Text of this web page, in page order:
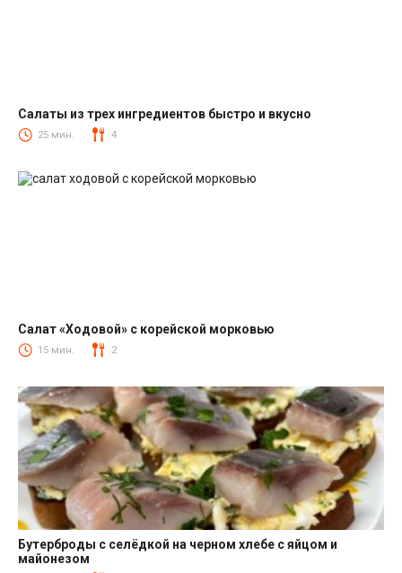
Салаты
Салаты из трех ингредиентов быстро и вкусно
25 мин. 4
Салаты с корейской морковкой
Салат «Ходовой» с корейской морковью
15 мин. 2
Закуски
Бутерброды с селёдкой на черном хлебе с яйцом и
майонезом